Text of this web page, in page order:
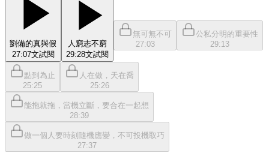
劉備的真與假
27:07文試閱
人窮志不窮
29:28文試閱
無可無不可
27:03
公私分明的重要性
29:13
點到為止
25:25
人在做，天在喬
25:26
能拖就拖，當機立斷，要合在一起想
28:39
做一個人要時刻隨機應變，不可投機取巧
27:37